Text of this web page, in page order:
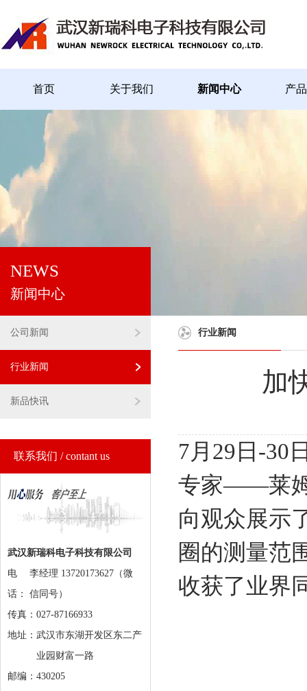
首页 关于我们 新闻中心 产
NEWS
新闻中心
公司新闻
行业新闻
新品快讯
联系我们 / contant us
武汉新瑞科电子科技有限公司
电
话：
李经理 13720173627（微
信同号）
传真：027-87166933
地址： 武汉市东湖开发区东二产
业园财富一路
邮编：430205
行业新闻
加
7月29日-30
专家——莱姆
向观众展示
圈的测量范
收获了业界